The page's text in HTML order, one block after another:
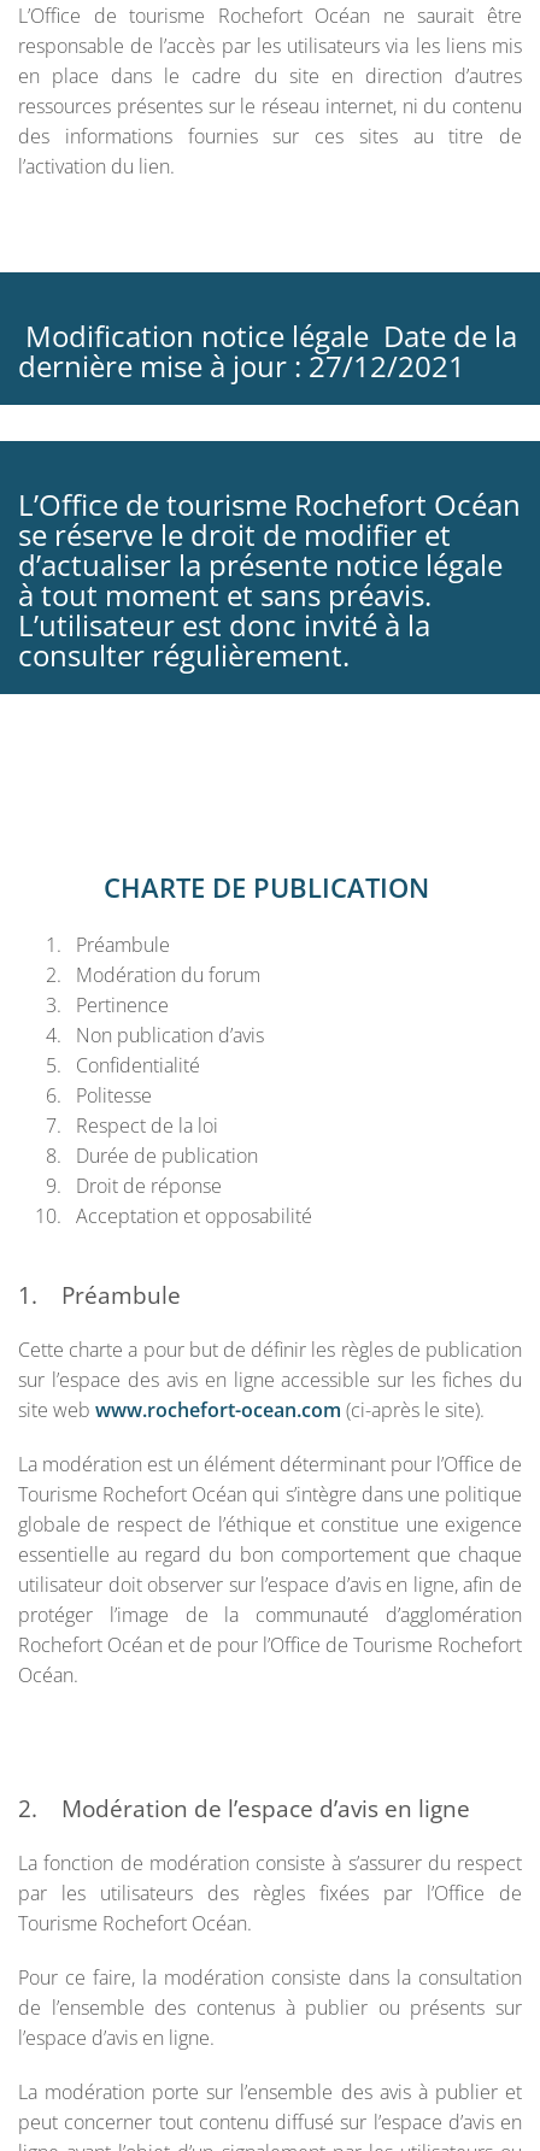
L’Office de tourisme Rochefort Océan ne saurait être
responsable de l’accès par les utilisateurs via les liens mis
en place dans le cadre du site en direction d’autres
ressources présentes sur le réseau internet, ni du contenu
des informations fournies sur ces sites au titre de
l’activation du lien.
Modification notice légale Date de la
dernière mise à jour : 27/12/2021
L’Office de tourisme Rochefort Océan
se réserve le droit de modifier et
d’actualiser la présente notice légale
à tout moment et sans préavis.
L’utilisateur est donc invité à la
consulter régulièrement.
CHARTE DE PUBLICATION
Préambule
Modération du forum
Pertinence
Non publication d’avis
Confidentialité
Politesse
Respect de la loi
Durée de publication
Droit de réponse
Acceptation et opposabilité
1. Préambule
Cette charte a pour but de définir les règles de publication
sur l’espace des avis en ligne accessible sur les fiches du
site web www.rochefort-ocean.com (ci-après le site).
La modération est un élément déterminant pour l’Office de
Tourisme Rochefort Océan qui s’intègre dans une politique
globale de respect de l’éthique et constitue une exigence
essentielle au regard du bon comportement que chaque
utilisateur doit observer sur l’espace d’avis en ligne, afin de
protéger l’image de la communauté d’agglomération
Rochefort Océan et de pour l’Office de Tourisme Rochefort
Océan.
2. Modération de l’espace d’avis en ligne
La fonction de modération consiste à s’assurer du respect
par les utilisateurs des règles fixées par l’Office de
Tourisme Rochefort Océan.
Pour ce faire, la modération consiste dans la consultation
de l’ensemble des contenus à publier ou présents sur
l’espace d’avis en ligne.
La modération porte sur l’ensemble des avis à publier et
peut concerner tout contenu diffusé sur l’espace d’avis en